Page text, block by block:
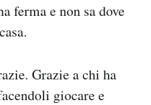
ferma e non sa dove
Grazie a chi ha
giocare e